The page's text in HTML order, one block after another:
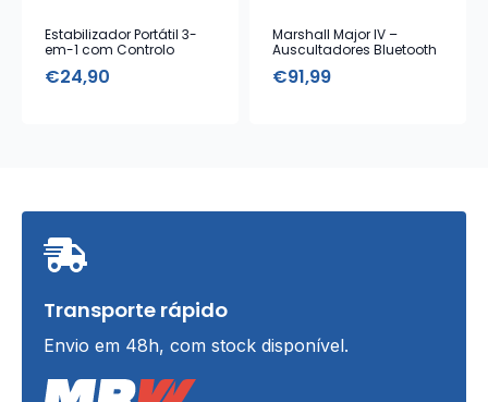
Estabilizador Portátil 3-
em-1 com Controlo
€24,90
Marshall Major IV –
Auscultadores Bluetooth
€91,99
Transporte rápido
Envio em 48h, com stock disponível.